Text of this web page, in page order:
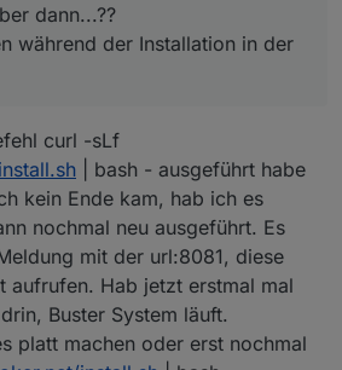
dann...??
während der Installation in der
curl -sLf
| bash - ausgeführt habe
kein Ende kam, hab ich es
nochmal neu ausgeführt. Es
mit der url:8081, diese
aufrufen. Hab jetzt erstmal mal
Buster System läuft.
platt machen oder erst nochmal